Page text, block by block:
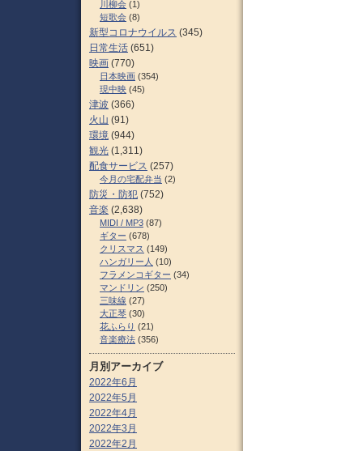
川柳会 (1)
短歌会 (8)
新型コロナウイルス (345)
日常生活 (651)
映画 (770)
日本映画 (354)
現中映 (45)
津波 (366)
火山 (91)
環境 (944)
観光 (1,311)
配食サービス (257)
今月の宅配弁当 (2)
防災・防犯 (752)
音楽 (2,638)
MIDI / MP3 (87)
ギター (678)
クリスマス (149)
ハンガリー人 (10)
フラメンコギター (34)
マンドリン (250)
三味線 (27)
大正琴 (30)
花ふらり (21)
音楽療法 (356)
月別アーカイブ
2022年6月
2022年5月
2022年4月
2022年3月
2022年2月